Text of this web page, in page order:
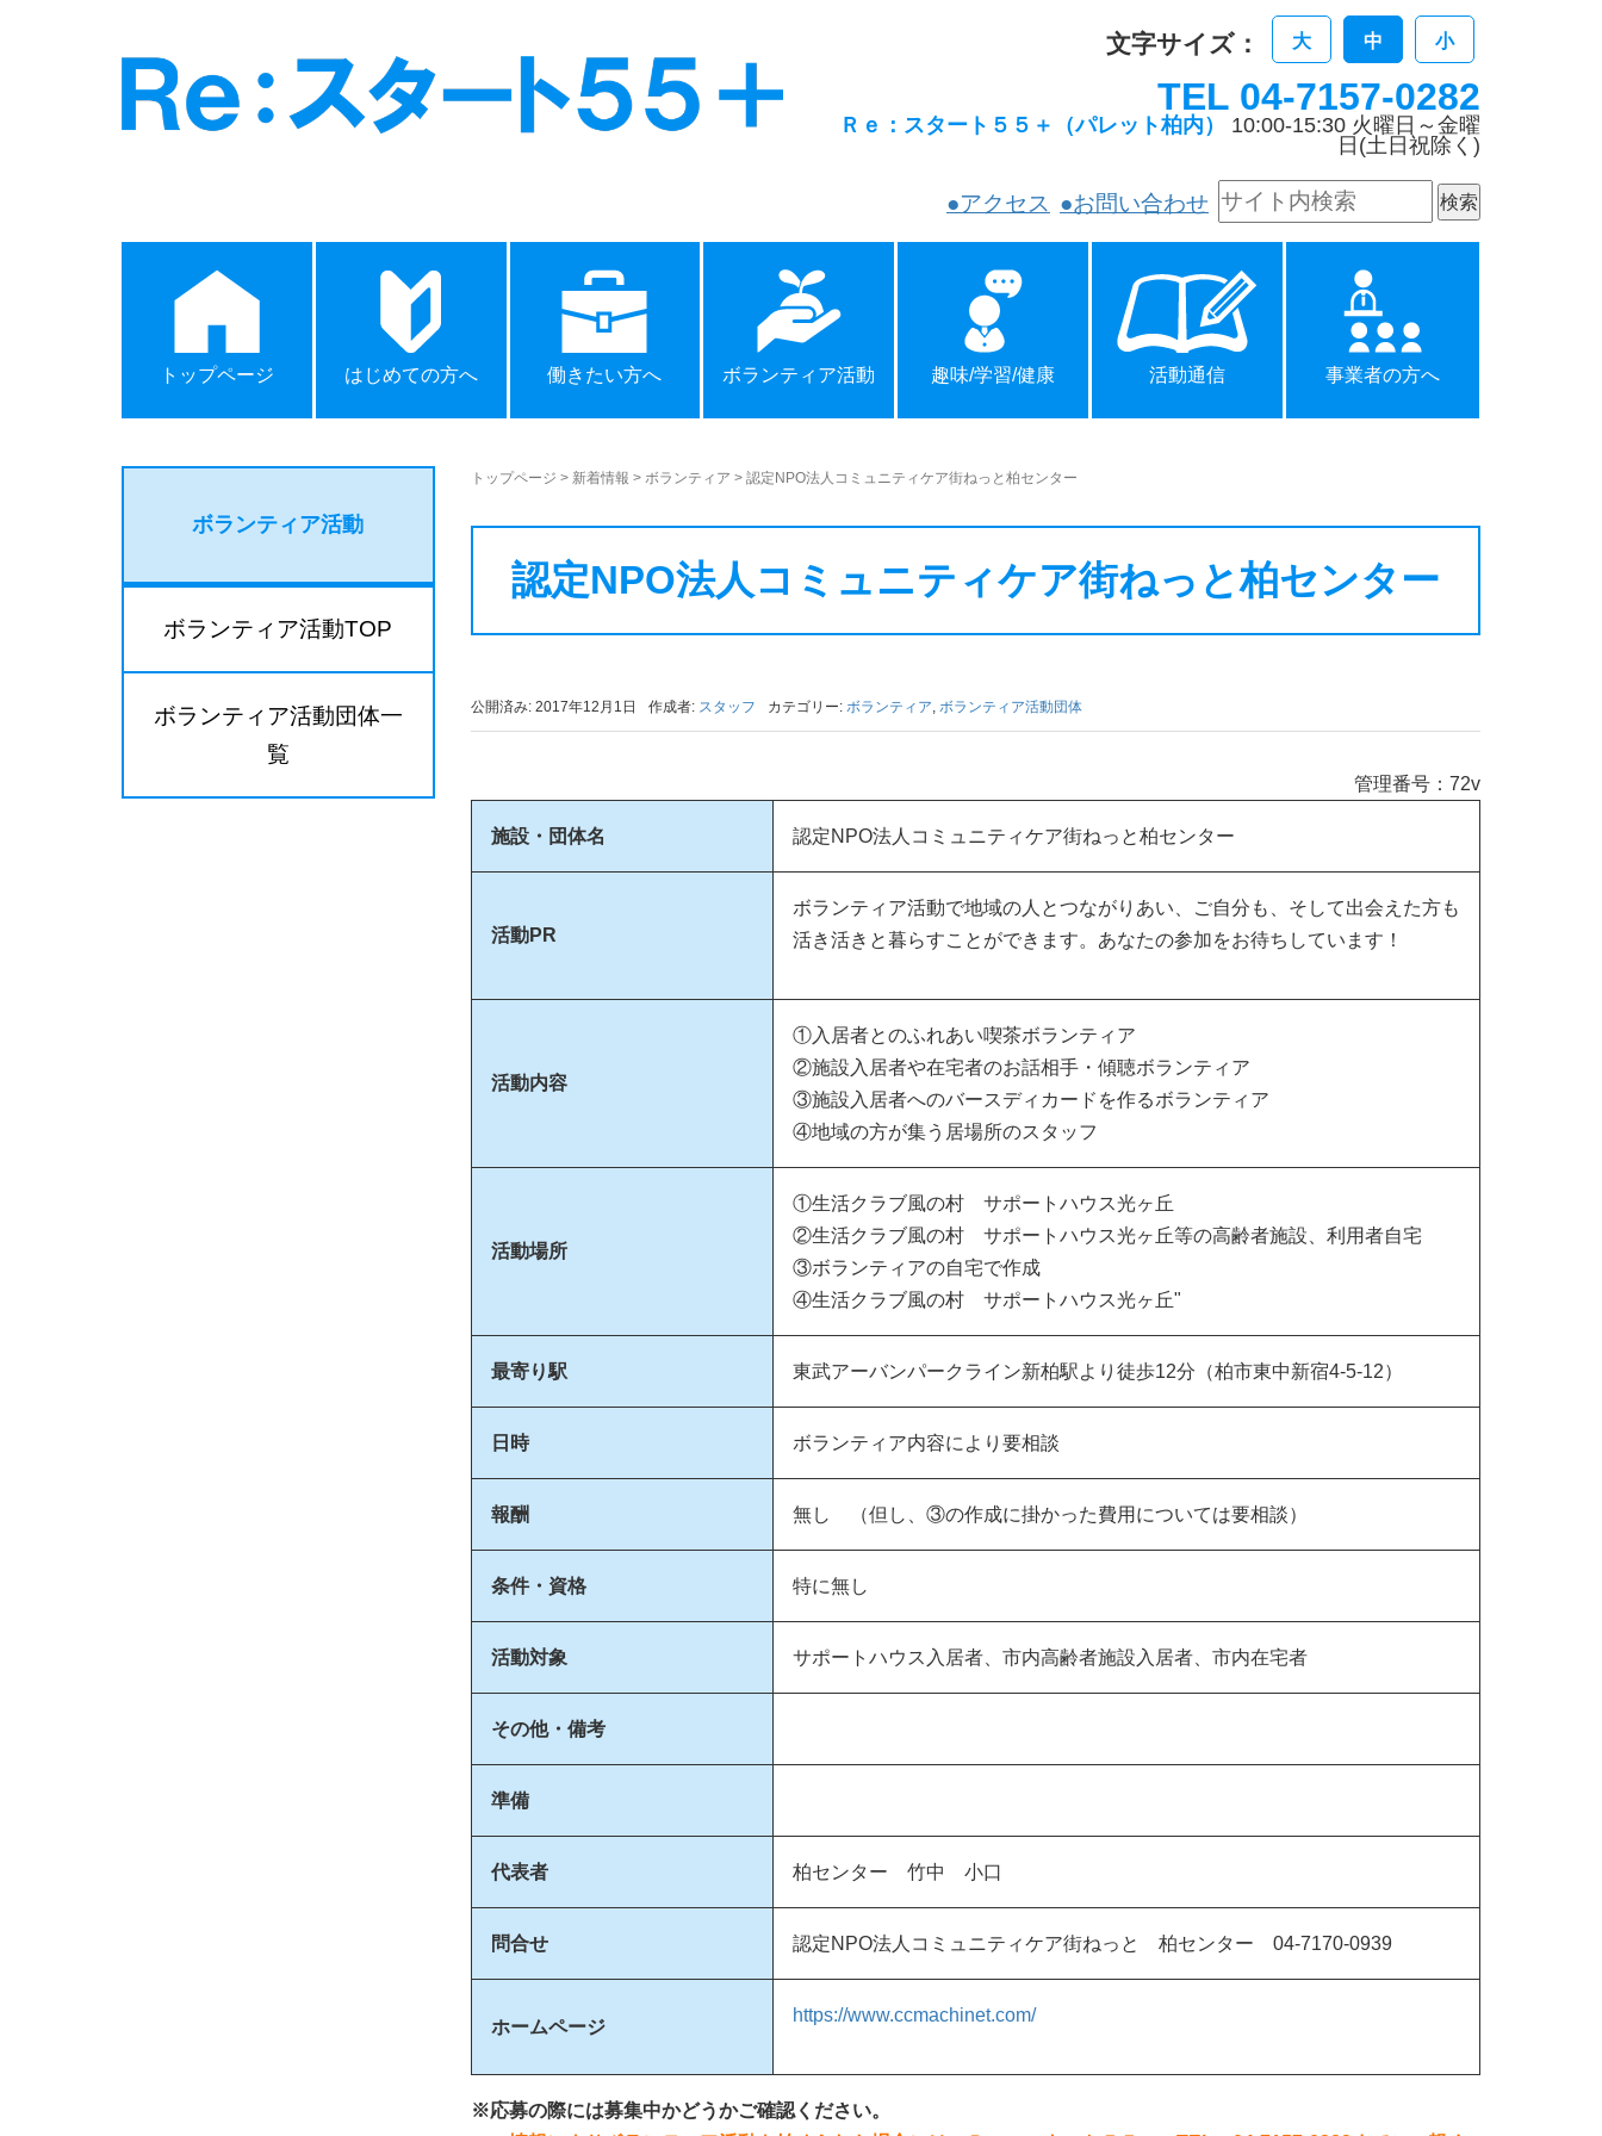
文字サイズ： 大 中 小
TEL 04-7157-0282
Ｒｅ：スタート５５＋（パレット柏内）
10:00-15:30 火曜日～金曜
日(土日祝除く)
●アクセス ●お問い合わせ
トップページ はじめての方へ 働きたい方へ ボランティア活動 趣味/学習/健康 活動通信 事業者の方へ
トップページ > 新着情報 > ボランティア > 認定NPO法人コミュニティケア街ねっと柏センター
認定NPO法人コミュニティケア街ねっと柏センター
公開済み: 2017年12月1日 作成者: スタッフ カテゴリー: ボランティア ボランティア活動団体
管理番号：72v
施設・団体名 認定NPO法人コミュニティケア街ねっと柏センター
活動PR
ボランティア活動で地域の人とつながりあい、ご自分も、そして出会えた方も
活き活きと暮らすことができます。あなたの参加をお待ちしています！
活動内容
①入居者とのふれあい喫茶ボランティア
②施設入居者や在宅者のお話相手・傾聴ボランティア
③施設入居者へのバースディカードを作るボランティア
④地域の方が集う居場所のスタッフ
活動場所
①生活クラブ風の村 サポートハウス光ヶ丘
②生活クラブ風の村 サポートハウス光ヶ丘等の高齢者施設、利用者自宅
③ボランティアの自宅で作成
④生活クラブ風の村 サポートハウス光ヶ丘"
最寄り駅 東武アーバンパークライン新柏駅より徒歩12分（柏市東中新宿4-5-12）
日時 ボランティア内容により要相談
報酬 無し （但し、③の作成に掛かった費用については要相談）
条件・資格 特に無し
活動対象 サポートハウス入居者、市内高齢者施設入居者、市内在宅者
その他・備考
準備
代表者 柏センター 竹中 小口
問合せ 認定NPO法人コミュニティケア街ねっと 柏センター 04-7170-0939
ホームページ
https://www.ccmachinet.com/
※応募の際には募集中かどうかご確認ください。
ボランティア活動
ボランティア活動TOP
ボランティア活動団体一
覧